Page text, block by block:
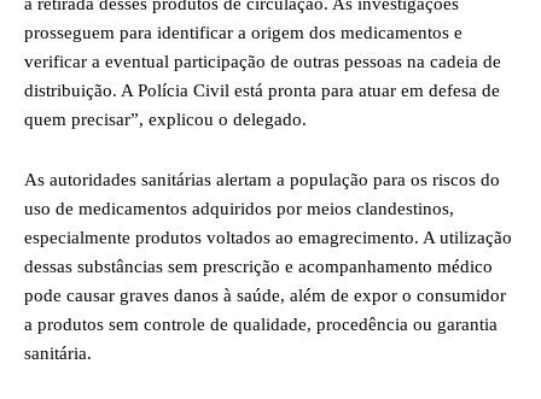
prosseguem para identificar a origem dos medicamentos e
verificar a eventual participação de outras pessoas na cadeia de
distribuição. A Polícia Civil está pronta para atuar em defesa de
quem precisar”, explicou o delegado.
As autoridades sanitárias alertam a população para os riscos do
uso de medicamentos adquiridos por meios clandestinos,
especialmente produtos voltados ao emagrecimento. A utilização
dessas substâncias sem prescrição e acompanhamento médico
pode causar graves danos à saúde, além de expor o consumidor
a produtos sem controle de qualidade, procedência ou garantia
sanitária.